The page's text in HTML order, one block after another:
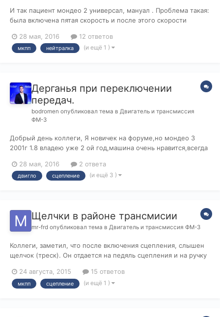
И так пациент мондео 2 универсал, мануал . Проблема такая:
была включена пятая скорость и после этого скорости
возможно. Так и стоит на пятой. Тросы проверил все вроде
на месте, и все остальное на месте, но вот когда
28 мая, 2016 12 ответов
мкпп нейтралка (и ещё 1 )
Дерганья при переключении
передач.
bodromen опубликовал тема в Двигатель и трансмиссия
ФМ-3
Добрый день коллеги, Я новичек на форуме,но мондео 3
2001г 1.8 владею уже 2 ой год,машина очень нравится,всегда
опираясь на этот форму=)Спасибо вам за ваш труд!!! НО
столкнулся я вот с чем,что и побудило меня на
28 мая, 2016 2 ответа
двигло сцепление (и ещё 3 )
Щелчки в районе трансмисии
mr-frd опубликовал тема в Двигатель и трансмиссия ФМ-3
Коллеги, заметил, что после включения сцепления, слышен
щелчок (треск). Он отдается на педяль сцепления и на ручку
проверяли (в т.ч. шрусы, ступицы). Думаю, что это связано с
износом демпферных пружин маховика. Что думаете?
24 августа, 2015 15 ответов
мкпп сцепление (и ещё 1 )